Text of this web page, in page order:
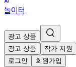
놀이터
광고 상품
광고 상품
작가 지원
로그인
회원가입